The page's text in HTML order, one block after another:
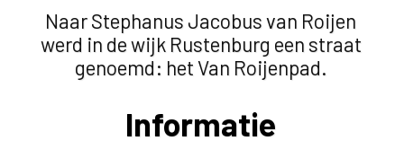
Naar Stephanus Jacobus van Roijen
werd in de wijk Rustenburg een straat
genoemd: het Van Roijenpad.
Informatie